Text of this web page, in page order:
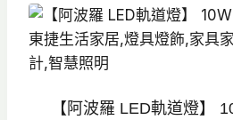
NT$880。
【阿波羅 LED軌道燈】